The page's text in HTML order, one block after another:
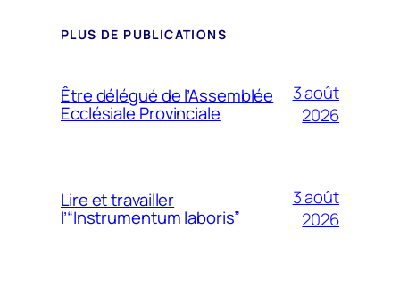
PLUS DE PUBLICATIONS
Être délégué de l’Assemblée
Ecclésiale Provinciale
3 août
2026
Lire et travailler
l’“Instrumentum laboris”
3 août
2026